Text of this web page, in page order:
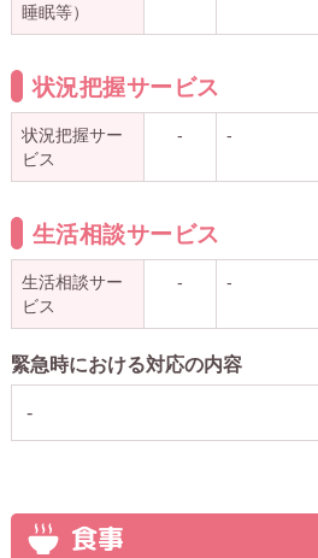
睡眠等）
状況把握サービス
状況把握サー
ビス
- -
生活相談サービス
生活相談サー
ビス
- -
緊急時における対応の内容
-
食事